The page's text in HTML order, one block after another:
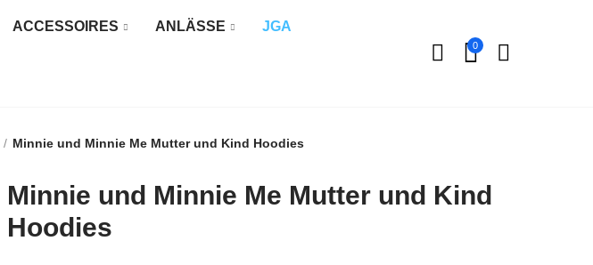
ACCESSOIRES ANLÄSSE JGA
0
Minnie und Minnie Me Mutter und Kind Hoodies
Minnie und Minnie Me Mutter und Kind
Hoodies